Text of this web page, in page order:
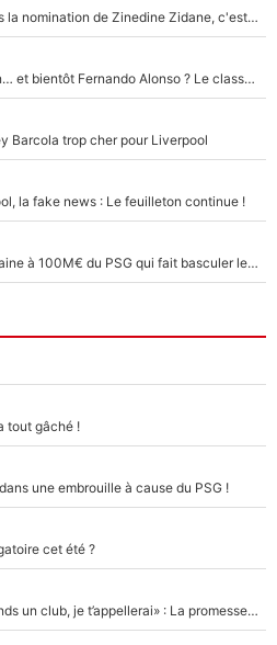
Equipe de France : 10 jours après la nomination de Zinedine Zidane, c'est au tour de son fils de prendre un nouveau départ !
Max Verstappen, Lewis Hamilton… et bientôt Fernando Alonso ? Le classement des pilotes les mieux payés en Formule 1 risque de changer !
Barcola trop cher pour Liverpool
la fake news : Le feuilleton continue !
Akliouche, Mika Godts... La semaine à 100M€ du PSG qui fait basculer le mercato du PSG !
tout gâché !
une embrouille à cause du PSG !
cet été ?
Mercato - OM - «Dès que je prends un club, je t’appellerai» : La promesse de Marcelino au moment de claquer la porte